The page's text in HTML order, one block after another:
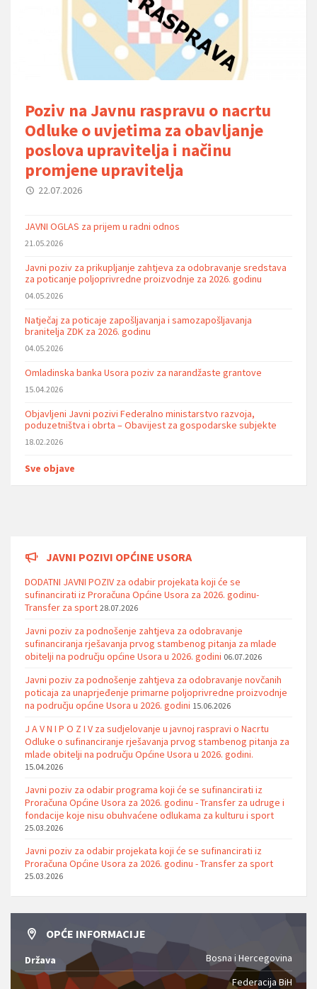
Poziv na Javnu raspravu o nacrtu
Odluke o uvjetima za obavljanje
poslova upravitelja i načinu
promjene upravitelja
22.07.2026
JAVNI OGLAS za prijem u radni odnos
21.05.2026
Javni poziv za prikupljanje zahtjeva za odobravanje sredstava
za poticanje poljoprivredne proizvodnje za 2026. godinu
04.05.2026
Natječaj za poticaje zapošljavanja i samozapošljavanja
branitelja ZDK za 2026. godinu
04.05.2026
Omladinska banka Usora poziv za narandžaste grantove
15.04.2026
Objavljeni Javni pozivi Federalno ministarstvo razvoja,
poduzetništva i obrta – Obavijest za gospodarske subjekte
18.02.2026
Sve objave
JAVNI POZIVI OPĆINE USORA
DODATNI JAVNI POZIV za odabir projekata koji će se
sufinancirati iz Proračuna Općine Usora za 2026. godinu-
Transfer za sport 28.07.2026
Javni poziv za podnošenje zahtjeva za odobravanje
sufinanciranja rješavanja prvog stambenog pitanja za mlade
obitelji na području općine Usora u 2026. godini 06.07.2026
Javni poziv za podnošenje zahtjeva za odobravanje novčanih
poticaja za unaprjeđenje primarne poljoprivredne proizvodnje
na području općine Usora u 2026. godini 15.06.2026
J A V N I P O Z I V za sudjelovanje u javnoj raspravi o Nacrtu
Odluke o sufinanciranje rješavanja prvog stambenog pitanja za
mlade obitelji na području Općine Usora u 2026. godini.
15.04.2026
Javni poziv za odabir programa koji će se sufinancirati iz
Proračuna Općine Usora za 2026. godinu - Transfer za udruge i
fondacije koje nisu obuhvaćene odlukama za kulturu i sport
25.03.2026
Javni poziv za odabir projekata koji će se sufinancirati iz
Proračuna Općine Usora za 2026. godinu - Transfer za sport
25.03.2026
OPĆE INFORMACIJE
Država
Bosna i Hercegovina
Federacija BiH